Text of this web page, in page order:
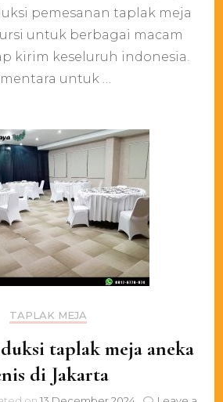
Daerah
Kota
pemesanan taplak meja
untuk berbagai macam
kirim keseluruh indonesia.
untuk …
TAPLAK MEJA
taplak meja aneka
di Jakarta